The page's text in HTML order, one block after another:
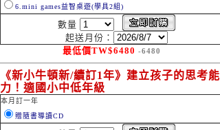
6.mini games益智桌遊(學具2組)
數量
起送月份：
最低價TW$6480 -6480
《新小牛頓新/續訂1年》建立孩子的思考能
力！適國小中低年級
本月訂一年
贈隨書導讀CD